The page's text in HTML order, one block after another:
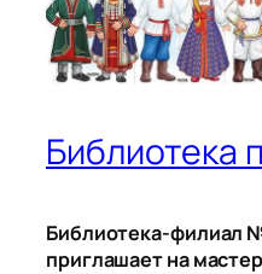
Библиотека
Библиотека-филиал
приглашает на